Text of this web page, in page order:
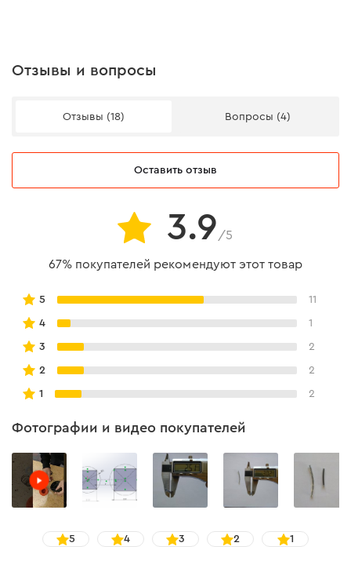
высокую, густую и жесткую траву.
Отзывы и вопросы
Отзывы (18) Вопросы (4)
Оставить отзыв
3.9 /5
67% покупателей рекомендуют этот товар
5 11
4 1
3 2
2 2
1 2
Фотографии и видео покупателей
5 4 3 2 1